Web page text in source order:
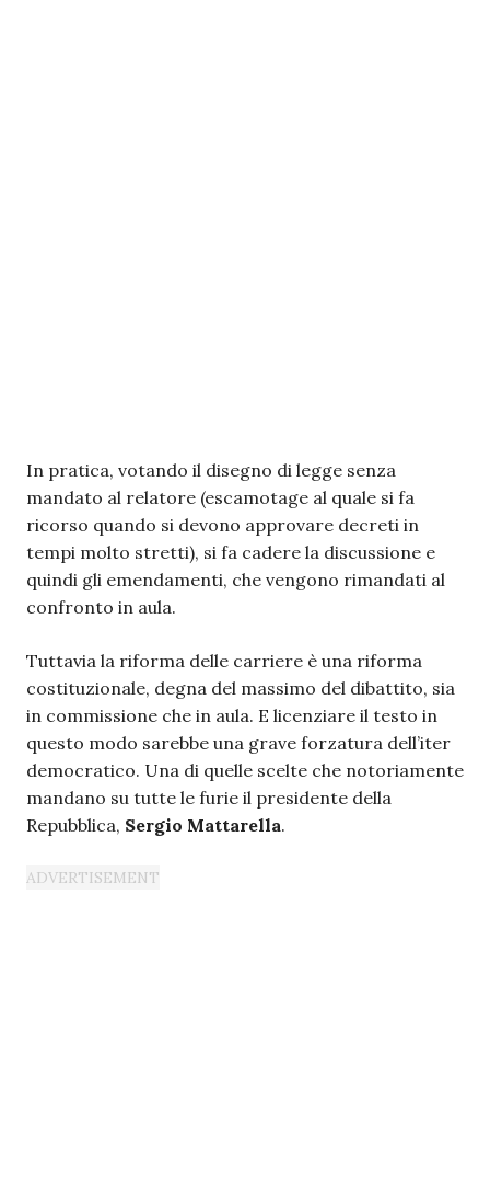
In pratica, votando il disegno di legge senza
mandato al relatore (escamotage al quale si fa
ricorso quando si devono approvare decreti in
tempi molto stretti), si fa cadere la discussione e
quindi gli emendamenti, che vengono rimandati al
confronto in aula.
Tuttavia la riforma delle carriere è una riforma
costituzionale, degna del massimo del dibattito, sia
in commissione che in aula. E licenziare il testo in
questo modo sarebbe una grave forzatura dell’iter
democratico. Una di quelle scelte che notoriamente
mandano su tutte le furie il presidente della
Repubblica, Sergio Mattarella.